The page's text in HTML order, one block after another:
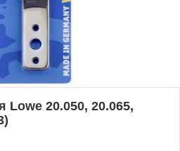
Lowe 20.050, 20.065,